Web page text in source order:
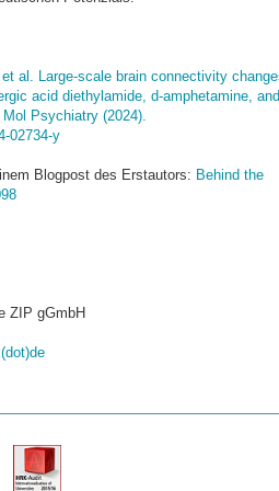
al. Large-scale brain connectivity
acid diethylamide, d-amphetamine, and
Psychiatry (2024).
02734-y
Blogpost des Erstautors: Behind the
ZIP gGmbH